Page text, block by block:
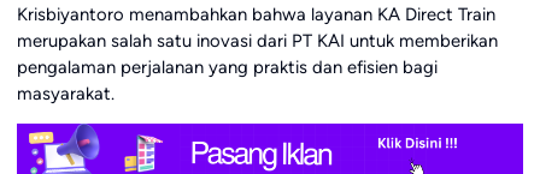
Krisbiyantoro menambahkan bahwa layanan KA Direct Train
merupakan salah satu inovasi dari PT KAI untuk memberikan
pengalaman perjalanan yang praktis dan efisien bagi
masyarakat.